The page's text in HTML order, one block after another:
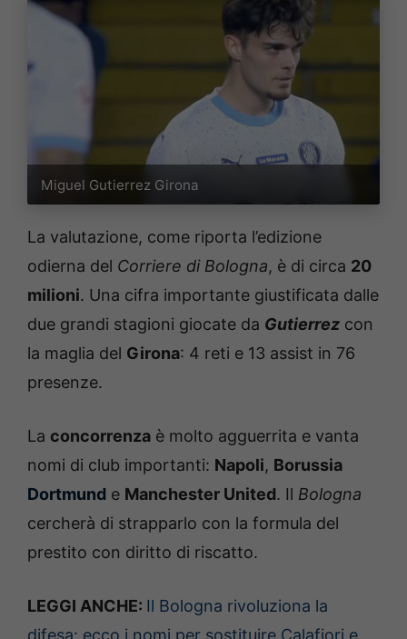
Miguel Gutierrez Girona
La valutazione, come riporta l’edizione
odierna del Corriere di Bologna, è di circa 20
milioni. Una cifra importante giustificata dalle
due grandi stagioni giocate da Gutierrez con
la maglia del Girona: 4 reti e 13 assist in 76
presenze.
La concorrenza è molto agguerrita e vanta
nomi di club importanti: Napoli, Borussia
Dortmund e Manchester United. Il Bologna
cercherà di strapparlo con la formula del
prestito con diritto di riscatto.
LEGGI ANCHE: Il Bologna rivoluziona la
difesa: ecco i nomi per sostituire Calafiori e